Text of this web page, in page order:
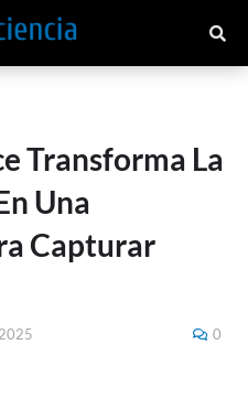
Transforma La
Una
Capturar
0